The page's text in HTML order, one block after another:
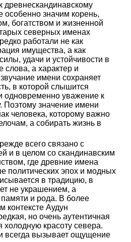
древнескандинавскому
особенно значим корень,
богатством и жизненной
северных именах
работали не как
имущества, а как
удачи и устойчивости в
слова, а характер и
имени сохраняет
в которой слышится
одновременно уважение к
Поэтому значение имени
человека, которому важно
а собирать жизнь в
всего связано с
и в целом со скандинавским
где древние имена
политических эпох и модных
в традицию, в
не украшением, а
и рода. В более
контексте Аудун
но очень аутентичная
красоту севера.
всегда вызывает ощущение